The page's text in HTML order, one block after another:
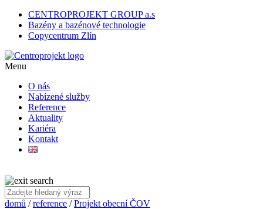
CENTROPROJEKT GROUP a.s
Bazény a bazénové technologie
Copycentrum Zlín
Menu
O nás
Nabízené služby
Reference
Aktuality
Kariéra
Kontakt
domů /reference /Projekt obecní ČOV